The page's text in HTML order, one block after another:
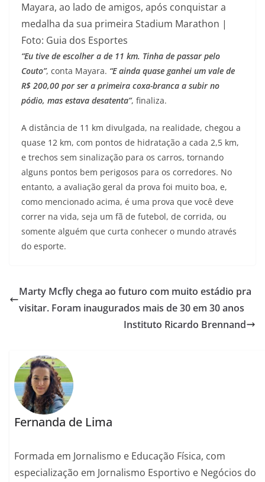
Mayara, ao lado de amigos, após conquistar a
medalha da sua primeira Stadium Marathon |
Foto: Guia dos Esportes
“Eu tive de escolher a de 11 km. Tinha de passar pelo
Couto”, conta Mayara. “E ainda quase ganhei um vale de
R$ 200,00 por ser a primeira coxa-branca a subir no
pódio, mas estava desatenta”, finaliza.
A distância de 11 km divulgada, na realidade, chegou a
quase 12 km, com pontos de hidratação a cada 2,5 km,
e trechos sem sinalização para os carros, tornando
alguns pontos bem perigosos para os corredores. No
entanto, a avaliação geral da prova foi muito boa, e,
como mencionado acima, é uma prova que você deve
correr na vida, seja um fã de futebol, de corrida, ou
somente alguém que curta conhecer o mundo através
do esporte.
Marty Mcfly chega ao futuro com muito estádio pra
visitar. Foram inaugurados mais de 30 em 30 anos
Instituto Ricardo Brennand
Fernanda de Lima
Formada em Jornalismo e Educação Física, com
especialização em Jornalismo Esportivo e Negócios do